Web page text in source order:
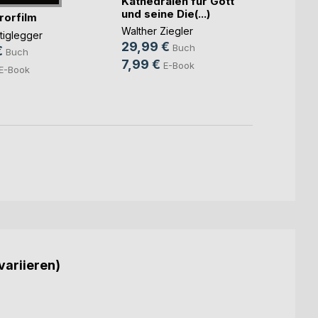
Buch
E-Book
und seine Die(...)
Walther Ziegler
29,99 € Buch
7,99 € E-Book